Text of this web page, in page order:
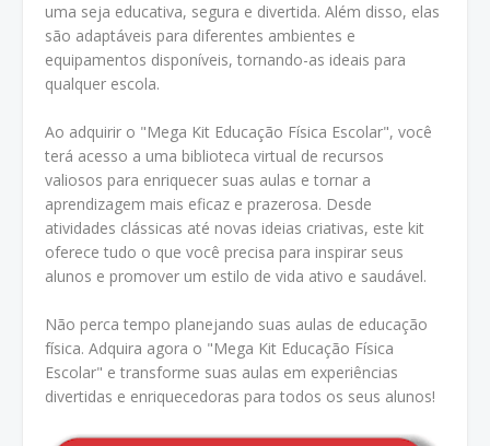
uma seja educativa, segura e divertida. Além disso, elas
são adaptáveis para diferentes ambientes e
equipamentos disponíveis, tornando-as ideais para
qualquer escola.
Ao adquirir o "Mega Kit Educação Física Escolar", você
terá acesso a uma biblioteca virtual de recursos
valiosos para enriquecer suas aulas e tornar a
aprendizagem mais eficaz e prazerosa. Desde
atividades clássicas até novas ideias criativas, este kit
oferece tudo o que você precisa para inspirar seus
alunos e promover um estilo de vida ativo e saudável.
Não perca tempo planejando suas aulas de educação
física. Adquira agora o "Mega Kit Educação Física
Escolar" e transforme suas aulas em experiências
divertidas e enriquecedoras para todos os seus alunos!